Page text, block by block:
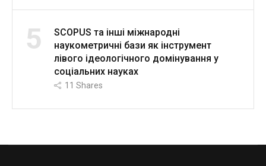
5
SCOPUS та інші міжнародні
наукометричні бази як інструмент
лівого ідеологічного домінування у
соціальних науках
11 Shares